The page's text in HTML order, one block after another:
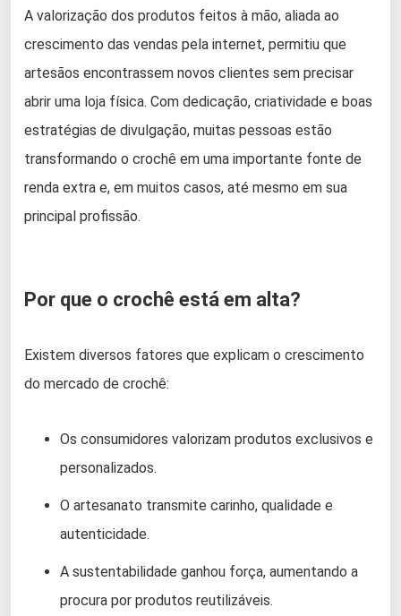
A valorização dos produtos feitos à mão, aliada ao
crescimento das vendas pela internet, permitiu que
artesãos encontrassem novos clientes sem precisar
abrir uma loja física. Com dedicação, criatividade e boas
estratégias de divulgação, muitas pessoas estão
transformando o crochê em uma importante fonte de
renda extra e, em muitos casos, até mesmo em sua
principal profissão.
Por que o crochê está em alta?
Existem diversos fatores que explicam o crescimento
do mercado de crochê:
Os consumidores valorizam produtos exclusivos e
personalizados.
O artesanato transmite carinho, qualidade e
autenticidade.
A sustentabilidade ganhou força, aumentando a
procura por produtos reutilizáveis.